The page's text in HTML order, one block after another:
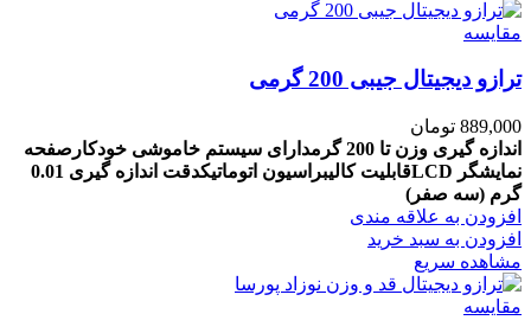
مقایسه
ترازو دیجیتال جیبی 200 گرمی
889,000 تومان
اندازه گیری وزن تا 200 گرم
دارای سیستم خاموشی خودکار صفحه
نمایشگر LCD
قابلیت کالیبراسیون اتوماتیک
دقت اندازه گیری 0.01
گرم (سه صفر)
افزودن به علاقه مندی
افزودن به سبد خرید
مشاهده سریع
مقایسه